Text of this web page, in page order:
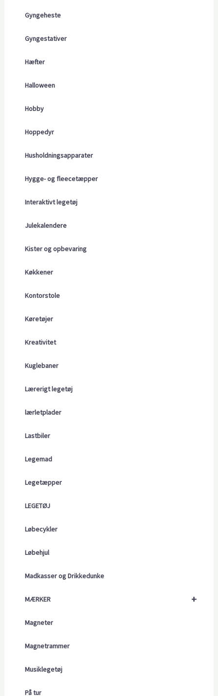
Gyngeheste
Gyngestativer
Hæfter
Halloween
Hobby
Hoppedyr
Husholdningsapparater
Hygge- og fleecetæpper
Interaktivt legetøj
Julekalendere
Kister og opbevaring
Køkkener
Kontorstole
Køretøjer
Kreativitet
Kuglebaner
Lærerigt legetøj
lærletplader
Lastbiler
Legemad
Legetæpper
LEGETØJ
Løbecykler
Løbehjul
Madkasser og Drikkedunke
+
MÆRKER
Magneter
Magnetrammer
Musiklegetøj
På tur